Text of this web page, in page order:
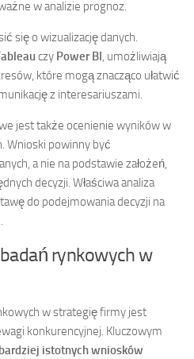
w analizie prognoz.
się o wizualizację danych.
czy Power BI, umożliwiają
które mogą znacząco ułatwić
z interesariuszami.
jest także ocenienie wyników w
Wnioski powinny być
a nie na podstawie założeń,
decyzji. Właściwa analiza
do podejmowania decyzji na
rynkowych w
w strategię firmy jest
konkurencyjnej. Kluczowym
istotnych wniosków